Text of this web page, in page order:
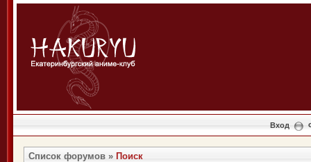
Вход
Список форумов » Поиск